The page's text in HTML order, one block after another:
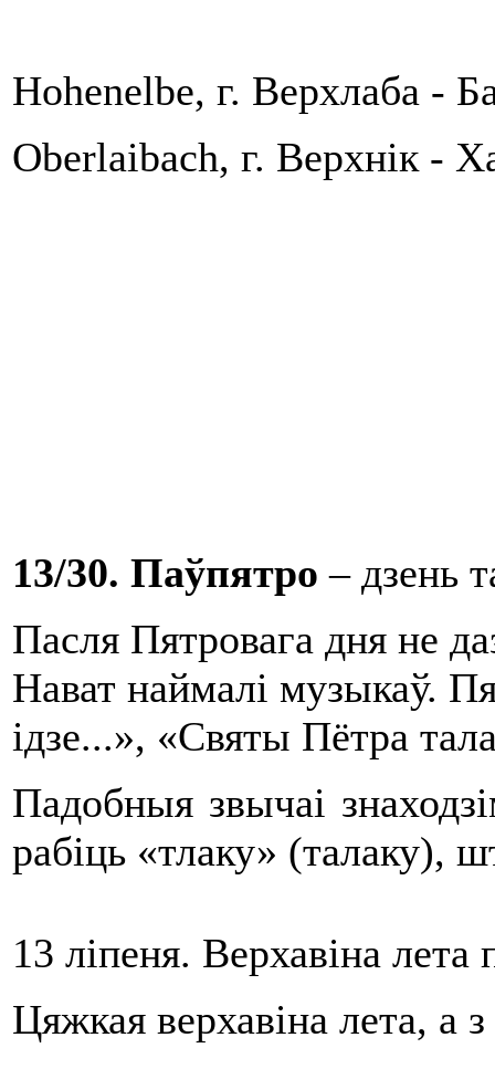
Hohenelbe, г. Верхлаба -
Oberlaibach, г. Верхнік -
13/30. Паўпятро – дзень
Пасля Пятровага дня не
Нават наймалі музыкаў.
ідзе...», «Святы Пётра
Падобныя звычаі
рабіць «тлаку» (талаку),
13 ліпеня. Верхавіна
Цяжкая верхавіна лета, а